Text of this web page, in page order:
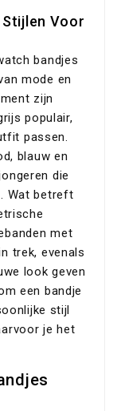
Stijlen Voor
bandjes
mode en
zijn
populair,
passen.
blauw en
die
Wat betreft
met
trek, evenals
look geven
een bandje
stijl
je het